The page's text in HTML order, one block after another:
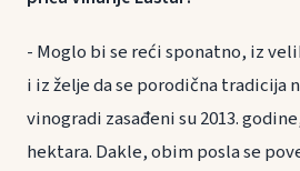
- Moglo bi se reći sponatno, iz
i iz želje da se porodična tradicija
vinogradi zasađeni su 2013.
hektara. Dakle, obim posla se